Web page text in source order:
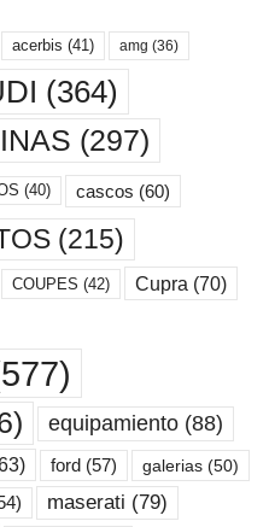
acerbis (41) amg (36)
(364)
(297)
(40) cascos (60)
(215)
COUPES (42) Cupra (70)
equipamiento (88)
ford (57) galerias (50)
maserati (79)